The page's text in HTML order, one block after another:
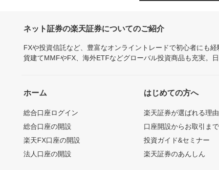
ネット証券の楽天証券についてのご紹介
FXや投資信託など、豊富なオンライントレードで初心者にも
貨建てMMFやFX、海外ETFなどグローバル投資商品も充実。
ホーム
総合口座ログイン
総合口座の開設
楽天FX口座の開設
法人口座の開設
はじめての方へ
楽天証券が選ばれる理由
口座開設からお取引ま
投資ガイド&セミナー
楽天証券のあんしん